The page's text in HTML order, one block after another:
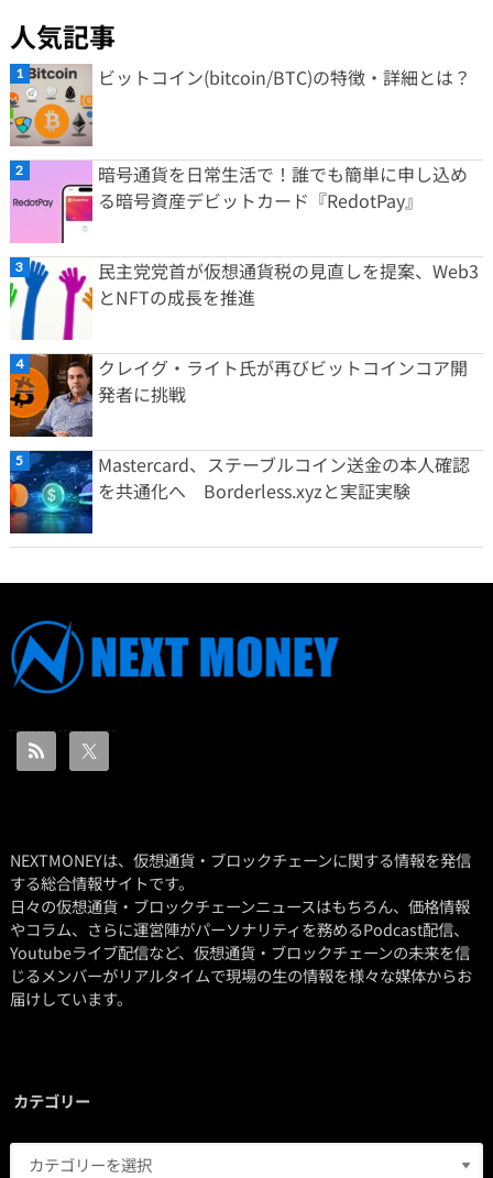
人気記事
ビットコイン(bitcoin/BTC)の特徴・詳細とは？
暗号通貨を日常生活で！誰でも簡単に申し込め
る暗号資産デビットカード『RedotPay』
民主党党首が仮想通貨税の見直しを提案、Web3
とNFTの成長を推進
クレイグ・ライト氏が再びビットコインコア開
発者に挑戦
Mastercard、ステーブルコイン送金の本人確認
を共通化へ Borderless.xyzと実証実験
NEXTMONEYは、仮想通貨・ブロックチェーンに関する情報を発信
する総合情報サイトです。
日々の仮想通貨・ブロックチェーンニュースはもちろん、価格情報
やコラム、さらに運営陣がパーソナリティを務めるPodcast配信、
Youtubeライブ配信など、仮想通貨・ブロックチェーンの未来を信
じるメンバーがリアルタイムで現場の生の情報を様々な媒体からお
届けしています。
カテゴリー